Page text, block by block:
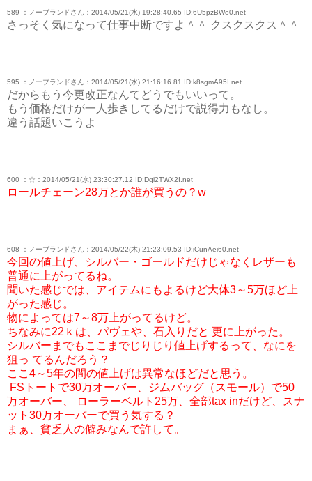
589 ：ノーブランドさん：2014/05/21(水) 19:28:40.65 ID:6U5pzBWo0.net
さっそく気になって仕事中断ですよ＾＾ クスクスクス＾＾
595 ：ノーブランドさん：2014/05/21(水) 21:16:16.81 ID:k8sgmA95I.net
だからもう今更改正なんてどうでもいいって。
もう価格だけが一人歩きしてるだけで説得力もなし。
違う話題いこうよ
600 ：☆：2014/05/21(水) 23:30:27.12 ID:Dqi2TWX2I.net
ロールチェーン28万とか誰が買うの？w
608 ：ノーブランドさん：2014/05/22(木) 21:23:09.53 ID:iCunAei60.net
今回の値上げ、シルバー・ゴールドだけじゃなくレザーも
普通に上がってるね。
聞いた感じでは、アイテムにもよるけど大体3～5万ほど上
がった感じ。
物によっては7～8万上がってるけど。
ちなみに22ｋは、パヴェや、石入りだと 更に上がった。
シルバーまでもここまでじりじり値上げするって、なにを
狙っ てるんだろう？
ここ4～5年の間の値上げは異常なほどだと思う。
FSトートで30万オーバー、ジムバッグ（スモール）で50
万オーバー、 ローラーベルト25万、全部tax inだけど、スナ
ット30万オーバーで買う気する？
まぁ、貧乏人の僻みなんで許して。